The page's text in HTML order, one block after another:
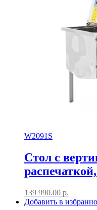
W2091S
Стол с
139 990.00 р.
Добавить в